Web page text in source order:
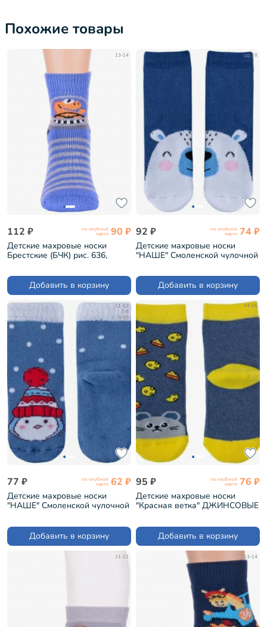
Похожие товары
13-14
112 ₽ по клубной
карте 90 ₽
Детские махровые носки
Брестские (БЧК) рис. 636,
Добавить в корзину
16-18
92 ₽ по клубной
карте 74 ₽
Детские махровые носки
"НАШЕ" Смоленской чулочной
49-2/0 (232С10)
Добавить в корзину
11-12
7-8
9-10
77 ₽ по клубной
карте 62 ₽
Детские махровые носки
"НАШЕ" Смоленской чулочной
ДЖИНСОВЫЕ №46-3 (232С10)
Добавить в корзину
14-16
95 ₽ по клубной
карте 76 ₽
Детские махровые носки
"Красная ветка" ДЖИНСОВЫЕ
Добавить в корзину
11-12 13-14